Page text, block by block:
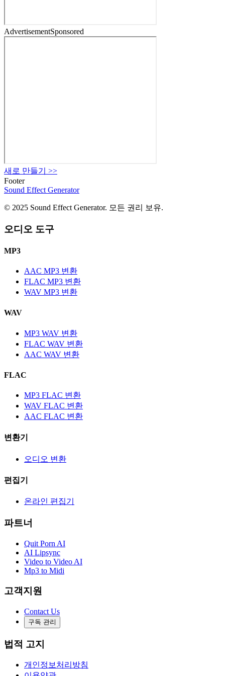
AdvertisementSponsored
새로 만들기
>>
Footer
Sound Effect Generator
© 2025 Sound Effect Generator. 모든 권리 보유.
오디오 도구
MP3
AAC MP3 변환
FLAC MP3 변환
WAV MP3 변환
WAV
MP3 WAV 변환
FLAC WAV 변환
AAC WAV 변환
FLAC
MP3 FLAC 변환
WAV FLAC 변환
AAC FLAC 변환
변환기
오디오 변환
편집기
온라인 편집기
파트너
Quit Porn AI
AI Lipsync
Video to Video AI
Mp3 to Midi
고객지원
Contact Us
구독 관리
법적 고지
개인정보처리방침